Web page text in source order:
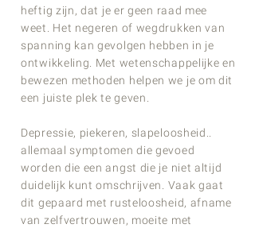
heftig zijn, dat je er geen raad mee
weet. Het negeren of wegdrukken van
spanning kan gevolgen hebben in je
ontwikkeling. Met wetenschappelijke en
bewezen methoden helpen we je om dit
een juiste plek te geven.
Depressie, piekeren, slapeloosheid..
allemaal symptomen die gevoed
worden die een angst die je niet altijd
duidelijk kunt omschrijven. Vaak gaat
dit gepaard met rusteloosheid, afname
van zelfvertrouwen, moeite met